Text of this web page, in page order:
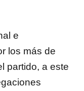
e
los más de
partido, a este